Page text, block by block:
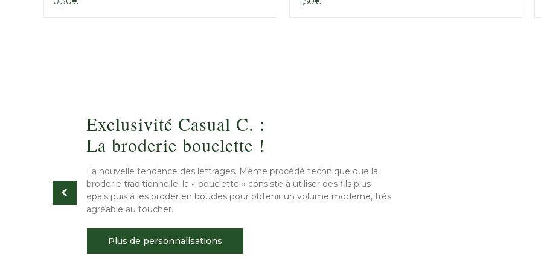
Exclusivité Casual C. :
La broderie bouclette !
La nouvelle tendance des lettrages. Même procédé technique que la
broderie traditionnelle, la « bouclette » consiste à utiliser des fils plus
épais puis à les broder en boucles pour obtenir un volume moderne, très
agréable au toucher.
Plus de personnalisations